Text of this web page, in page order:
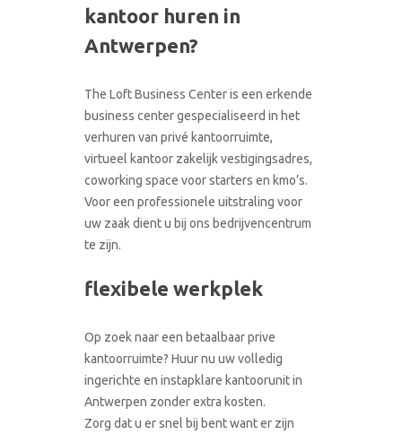
CONTACT
kantoor huren in
Antwerpen?
The Loft Business Center is een erkende
business center gespecialiseerd in het
verhuren van privé kantoorruimte,
virtueel kantoor zakelijk vestigingsadres,
coworking space voor starters en kmo’s.
Voor een professionele uitstraling voor
uw zaak dient u bij ons bedrijvencentrum
te zijn.
flexibele werkplek
Op zoek naar een betaalbaar prive
kantoorruimte? Huur nu uw volledig
ingerichte en instapklare kantoorunit in
Antwerpen zonder extra kosten.
Zorg dat u er snel bij bent want er zijn